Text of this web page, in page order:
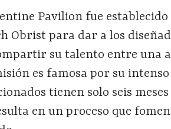
Pavilion fue establecido
Obrist para dar a los
su talento entre una
es famosa por su
tienen solo seis
en un proceso que